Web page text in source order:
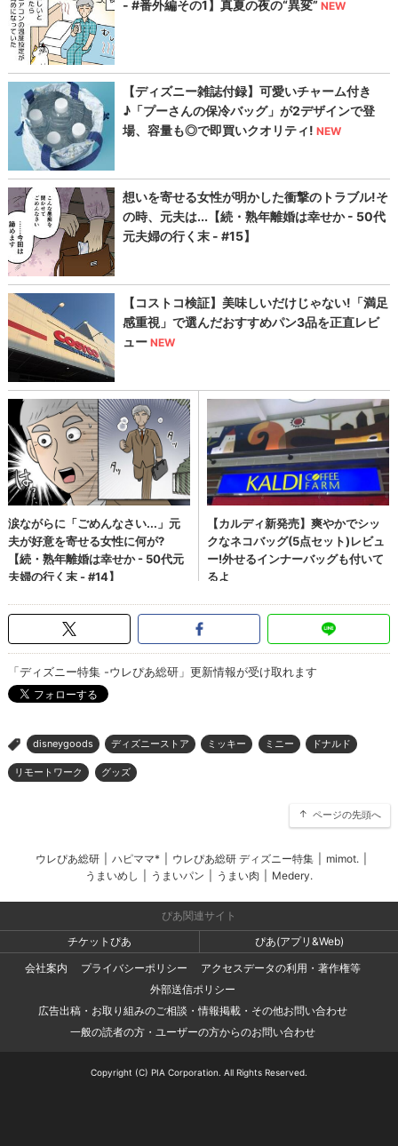
「ディズニー特集 -ウレぴあ総研」更新情報が受け取れます
> disneygoods ディズニーストア ミッキー ミニー ドナルド
リモートワーク グッズ
ページの先頭へ
ウレぴあ総研 ハピママ* ウレぴあ総研 ディズニー特集 mimot.
うまいめし
うまいパン うまい肉 Medery.
ぴあ関連サイト
チケットぴあ
ぴあ(アプリ&Web)
会社案内
プライバシーポリシー
アクセスデータの利用・著作権等
外部送信ポリシー
広告出稿・お取り組みのご相談・情報掲載・その他お問い合わせ
一般の読者の方・ユーザーの方からのお問い合わせ
Copyright (C) PIA Corporation. All Rights Reserved.